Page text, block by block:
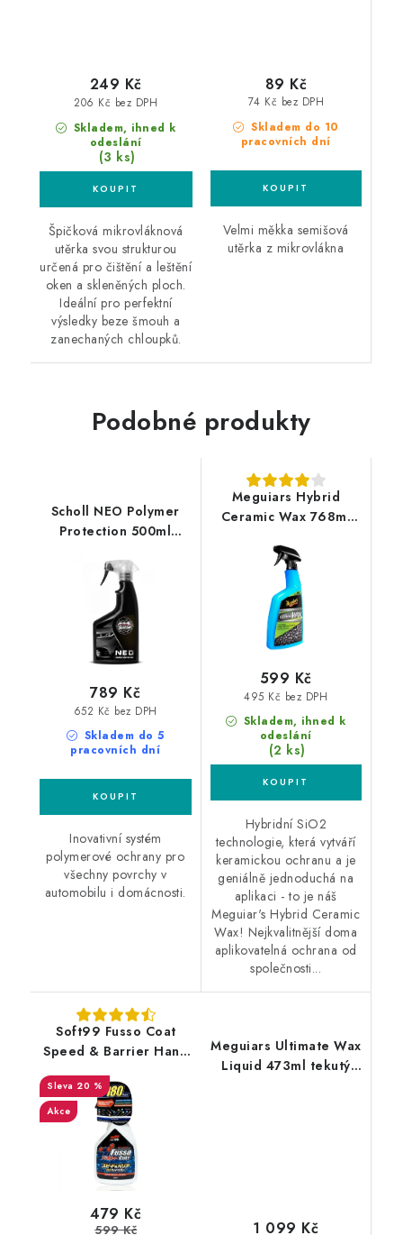
Skladem, ihned k
odeslání
(3 ks)
206 Kč bez DPH
249 Kč
Špičková mikrovláknová
utěrka svou strukturou
určená pro čištění a leštění
oken a skleněných ploch.
Ideální pro perfektní
výsledky beze šmouh a
zanechaných chloupků.
Skladem do 10
pracovních dní
74 Kč bez DPH
89 Kč
Velmi měkka semišová
utěrka z mikrovlákna
Podobné produkty
Scholl NEO Polymer
Protection 500ml
Skladem do 5
pracovních dní
652 Kč bez DPH
789 Kč
Inovativní systém
polymerové ochrany pro
všechny povrchy v
automobilu i domácnosti.
Meguiars Hybrid
Ceramic Wax 768ml
vosk
Skladem, ihned k
odeslání
(2 ks)
495 Kč bez DPH
599 Kč
Hybridní SiO2
technologie, která vytváří
keramickou ochranu a je
geniálně jednoduchá na
aplikaci - to je náš
Meguiar's Hybrid Ceramic
Wax! Nejkvalitnější doma
aplikovatelná ochrana od
společnosti...
Soft99 Fusso Coat
Speed & Barrier Hand
Spray Up to 180 days
400ml rychlý vosk
20 %
Akce
479 Kč
599 Kč
Meguiars Ultimate Wax
Liquid 473ml tekutý
1 099 Kč